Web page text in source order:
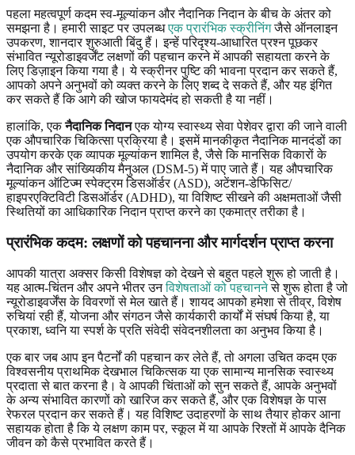
पहला महत्वपूर्ण कदम स्व-मूल्यांकन और नैदानिक ​​निदान के बीच के अंतर को
समझना है। हमारी साइट पर उपलब्धएक प्रारंभिक स्क्रीनिंगजैसे ऑनलाइन
उपकरण, शानदार शुरुआती बिंदु हैं। इन्हें परिदृश्य-आधारित प्रश्न पूछकर
संभावित न्यूरोडाइवर्जेंट लक्षणों की पहचान करने में आपकी सहायता करने के
लिए डिज़ाइन किया गया है। ये स्क्रीनर पुष्टि की भावना प्रदान कर सकते हैं,
आपको अपने अनुभवों को व्यक्त करने के लिए शब्द दे सकते हैं, और यह इंगित
कर सकते हैं कि आगे की खोज फायदेमंद हो सकती है या नहीं।
हालांकि, एकनैदानिक ​​निदानएक योग्य स्वास्थ्य सेवा पेशेवर द्वारा की जाने वाली
एक औपचारिक चिकित्सा प्रक्रिया है। इसमें मानकीकृत नैदानिक ​​मानदंडों का
उपयोग करके एक व्यापक मूल्यांकन शामिल है, जैसे कि मानसिक विकारों के
नैदानिक ​​और सांख्यिकीय मैनुअल (DSM-5) में पाए जाते हैं। यह औपचारिक
मूल्यांकन ऑटिज्म स्पेक्ट्रम डिसऑर्डर (ASD), अटेंशन-डेफिसिट/
हाइपरएक्टिविटी डिसऑर्डर (ADHD), या विशिष्ट सीखने की अक्षमताओं जैसी
स्थितियों का आधिकारिक निदान प्राप्त करने का एकमात्र तरीका है।
प्रारंभिक कदम: लक्षणों को पहचानना और मार्गदर्शन प्राप्त करना
आपकी यात्रा अक्सर किसी विशेषज्ञ को देखने से बहुत पहले शुरू हो जाती है।
यह आत्म-चिंतन और अपने भीतर उनविशेषताओं को पहचाननेसे शुरू होता है जो
न्यूरोडाइवर्जेंस के विवरणों से मेल खाते हैं। शायद आपको हमेशा से तीव्र, विशेष
रुचियां रही हैं, योजना और संगठन जैसे कार्यकारी कार्यों में संघर्ष किया है, या
प्रकाश, ध्वनि या स्पर्श के प्रति संवेदी संवेदनशीलता का अनुभव किया है।
एक बार जब आप इन पैटर्नों की पहचान कर लेते हैं, तो अगला उचित कदम एक
विश्वसनीय प्राथमिक देखभाल चिकित्सक या एक सामान्य मानसिक स्वास्थ्य
प्रदाता से बात करना है। वे आपकी चिंताओं को सुन सकते हैं, आपके अनुभवों
के अन्य संभावित कारणों को खारिज कर सकते हैं, और एक विशेषज्ञ के पास
रेफरल प्रदान कर सकते हैं। यह विशिष्ट उदाहरणों के साथ तैयार होकर आना
सहायक होता है कि ये लक्षण काम पर, स्कूल में या आपके रिश्तों में आपके दैनिक
जीवन को कैसे प्रभावित करते हैं।